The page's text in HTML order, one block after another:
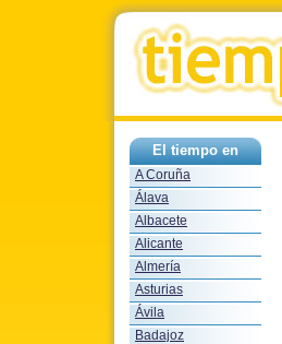
El tiempo en
A Coruña
Álava
Albacete
Alicante
Almería
Asturias
Ávila
Badajoz